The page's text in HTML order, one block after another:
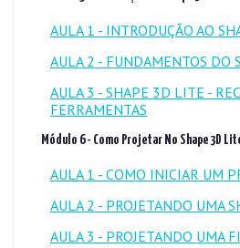
AULA 1 - INTRODUÇÃO AO
AULA 2 - FUNDAMENTOS DO
AULA 3 - SHAPE 3D LITE -
FERRAMENTAS
Módulo 6 - Como Projetar No Shape 3D
AULA 1 - COMO INICIAR UM
AULA 2 - PROJETANDO UMA
AULA 3 - PROJETANDO UMA